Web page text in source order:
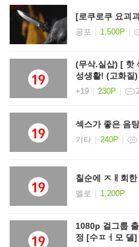
[로쿠로쿠 요괴
공포 1,500P
(무삭.실삽) [ 핫
성생활! (고화질)
+19 230P
섹스가 좋은 음
기타 240P
칠순에 ㅈㅐ회
멜로 1,200P
1080p 걸그룹
정 [수ㅍㅓ모 댈]